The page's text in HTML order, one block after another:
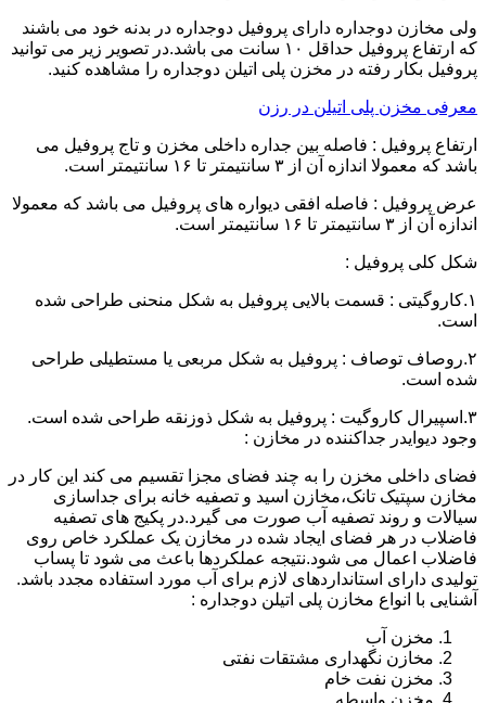
ولی مخازن دوجداره دارای پروفیل دوجداره در بدنه خود می باشند
که ارتفاع پروفیل حداقل ۱۰ سانت می باشد.در تصویر زیر می توانید
پروفیل بکار رفته در مخزن پلی اتیلن دوجداره را مشاهده کنید.
معرفی مخزن پلی اتیلن در رزن
ارتفاع پروفیل : فاصله بین جداره داخلی مخزن و تاج پروفیل می
باشد که معمولا اندازه آن از ۳ سانتیمتر تا ۱۶ سانتیمتر است.
عرض پروفیل : فاصله افقی دیواره های پروفیل می باشد که معمولا
اندازه آن از ۳ سانتیمتر تا ۱۶ سانتیمتر است.
شکل کلی پروفیل :
۱.کاروگیتی : قسمت بالایی پروفیل به شکل منحنی طراحی شده
است.
۲.روصاف توصاف : پروفیل به شکل مربعی یا مستطیلی طراحی
شده است.
۳.اسپیرال کاروگیت : پروفیل به شکل ذوزنقه طراحی شده است.
وجود دیوایدر جداکننده در مخازن :
فضای داخلی مخزن را به چند فضای مجزا تقسیم می کند این کار در
مخازن سپتیک تانک،مخازن اسید و تصفیه خانه برای جداسازی
سیالات و روند تصفیه آب صورت می گیرد.در پکیج های تصفیه
فاضلاب در هر فضای ایجاد شده در مخازن یک عملکرد خاص روی
فاضلاب اعمال می شود.نتیجه عملکردها باعث می شود تا پساب
تولیدی دارای استانداردهای لازم برای آب مورد استفاده مجدد باشد.
آشنایی با انواع مخازن پلی اتیلن دوجداره :
مخزن آب
مخازن نگهداری مشتقات نفتی
مخزن نفت خام
مخزن واسطه